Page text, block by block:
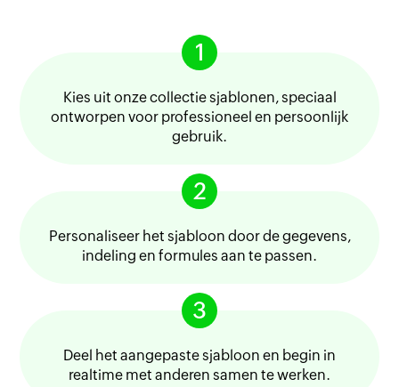
1
Kies uit onze collectie sjablonen, speciaal
ontworpen voor professioneel en persoonlijk
gebruik.
2
Personaliseer het sjabloon door de gegevens,
indeling en formules aan te passen.
3
Deel het aangepaste sjabloon en begin in
realtime met anderen samen te werken.